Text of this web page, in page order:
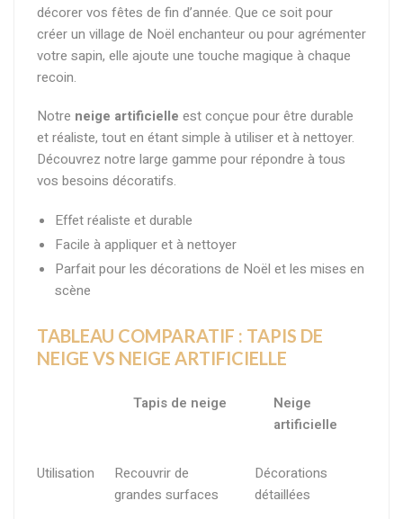
décorer vos fêtes de fin d’année. Que ce soit pour
créer un village de Noël enchanteur ou pour agrémenter
votre sapin, elle ajoute une touche magique à chaque
recoin.
Notre neige artificielle est conçue pour être durable
et réaliste, tout en étant simple à utiliser et à nettoyer.
Découvrez notre large gamme pour répondre à tous
vos besoins décoratifs.
Effet réaliste et durable
Facile à appliquer et à nettoyer
Parfait pour les décorations de Noël et les mises en
scène
TABLEAU COMPARATIF : TAPIS DE
NEIGE VS NEIGE ARTIFICIELLE
Tapis de neige
Neige
artificielle
Utilisation
Recouvrir de
grandes surfaces
Décorations
détaillées